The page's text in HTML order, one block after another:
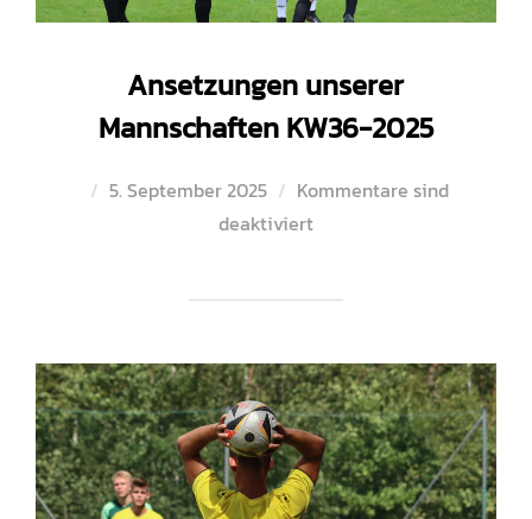
Ansetzungen unserer
Mannschaften KW36-2025
Veröffentlicht
5. September 2025
Kommentare sind
deaktiviert